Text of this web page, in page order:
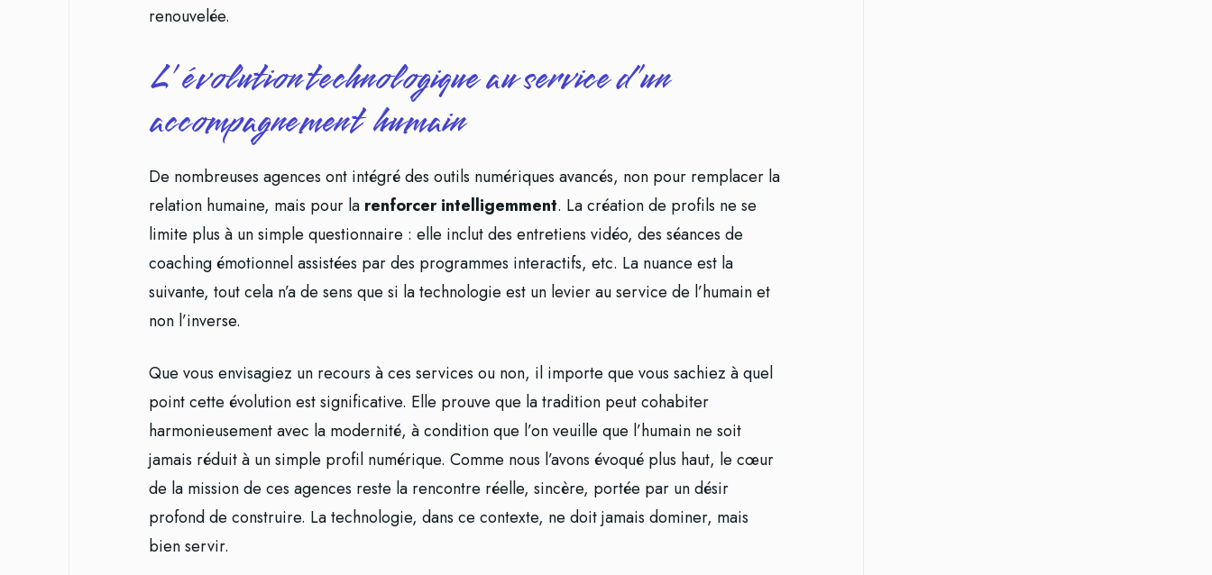
renouvelée.
L’évolution technologique au service d’un
accompagnement humain
De nombreuses agences ont intégré des outils numériques avancés, non pour remplacer la
relation humaine, mais pour la renforcer intelligemment. La création de profils ne se
limite plus à un simple questionnaire : elle inclut des entretiens vidéo, des séances de
coaching émotionnel assistées par des programmes interactifs, etc. La nuance est la
suivante, tout cela n’a de sens que si la technologie est un levier au service de l’humain et
non l’inverse.
Que vous envisagiez un recours à ces services ou non, il importe que vous sachiez à quel
point cette évolution est significative. Elle prouve que la tradition peut cohabiter
harmonieusement avec la modernité, à condition que l’on veuille que l’humain ne soit
jamais réduit à un simple profil numérique. Comme nous l’avons évoqué plus haut, le cœur
de la mission de ces agences reste la rencontre réelle, sincère, portée par un désir
profond de construire. La technologie, dans ce contexte, ne doit jamais dominer, mais
bien servir.